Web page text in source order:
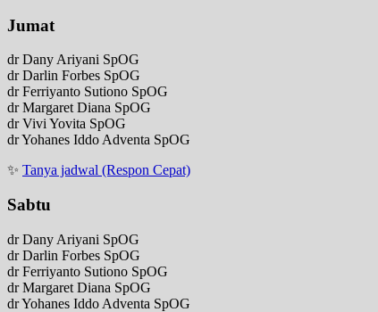
Jumat
dr Dany Ariyani SpOG
dr Darlin Forbes SpOG
dr Ferriyanto Sutiono SpOG
dr Margaret Diana SpOG
dr Vivi Yovita SpOG
dr Yohanes Iddo Adventa SpOG
✨ Tanya jadwal (Respon Cepat)
Sabtu
dr Dany Ariyani SpOG
dr Darlin Forbes SpOG
dr Ferriyanto Sutiono SpOG
dr Margaret Diana SpOG
dr Yohanes Iddo Adventa SpOG